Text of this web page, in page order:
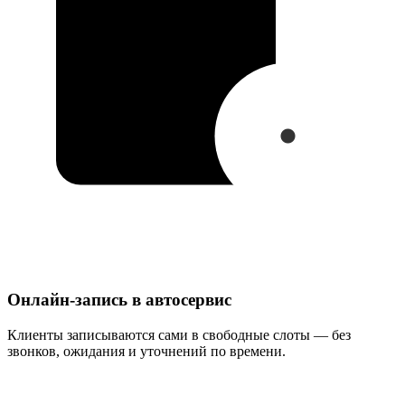
Онлайн-запись в автосервис
Клиенты записываются сами в свободные слоты — без
звонков, ожидания и уточнений по времени.